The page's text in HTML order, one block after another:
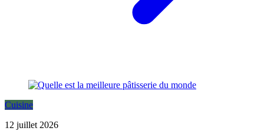
Cuisine
12 juillet 2026